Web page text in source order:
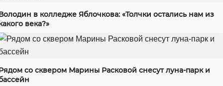
в колледже Яблочкова: «Толчки остались нам из
века?»
со сквером Марины Расковой снесут луна-парк и